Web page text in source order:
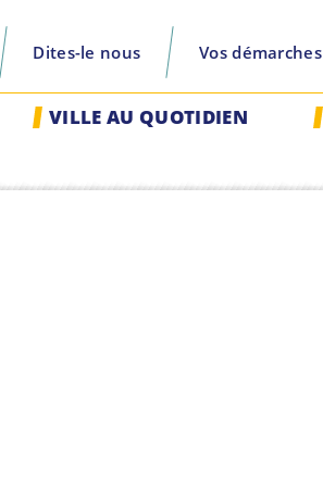
Dites-le nous Vos démarches
recherche
VILLE AU QUOTIDIEN